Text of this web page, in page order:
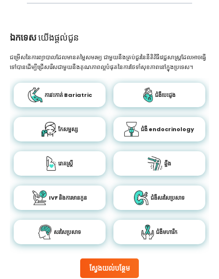
ឯកទេសយើងផ្តល់ជូន
ស្វែងយល់បន្ថែម
ជម្រើសនៃការព្យាបាលដែលមានតម្លៃសមរម្យ ជាមួយនឹងគ្រប់ជួរនៃនីតិវិធីវេជ្ជសាស្រ្តដែលអាចធ្វើ
ទៅបានដើម្បីជ្រើសរើសជាមួយនឹងគុណភាពល្អបំផុតនៃការថែទាំសុខភាពនៅក្នុងប្រទេស។
ការវះកាត់ Bariatric ជំងឺបេះដូង
កែសម្ផស្ស ជំងឺ endocrinology
រោគស្ត្រី ឆ្អឹង
IVF និងការមានកូន ជំងឺសរសៃប្រសាទ
សរសៃប្រសាទ ជំងឺមហារីក